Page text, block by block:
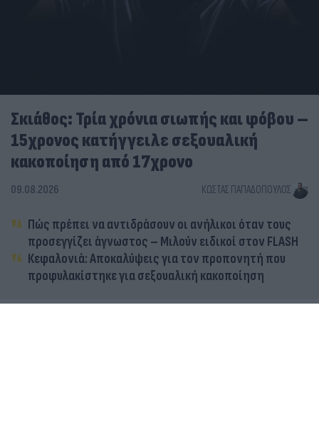
Σκιάθος: Τρία χρόνια σιωπής και φόβου –
15χρονος κατήγγειλε σεξουαλική
κακοποίηση από 17χρονο
09.08.2026 ΚΏΣΤΑΣ ΠΑΠΑΔΌΠΟΥΛΟΣ
Πώς πρέπει να αντιδράσουν οι ανήλικοι όταν τους
προσεγγίζει άγνωστος – Μιλούν ειδικοί στον FLASH
Κεφαλονιά: Αποκαλύψεις για τον προπονητή που
προφυλακίστηκε για σεξουαλική κακοποίηση